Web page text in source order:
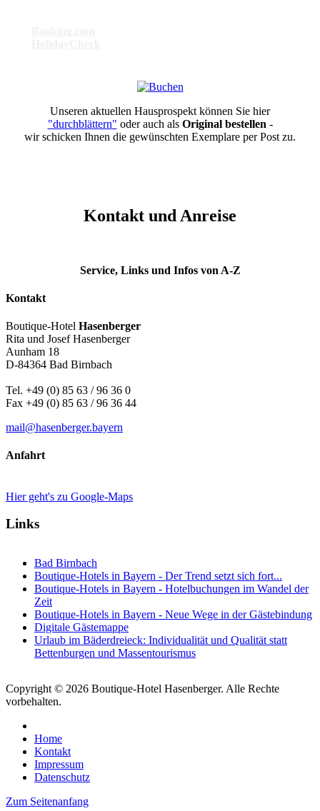
Unseren aktuellen Hausprospekt können Sie hier
"durchblättern" oder auch als Original bestellen -
wir schicken Ihnen die gewünschten Exemplare per Post zu.
Kontakt und Anreise
Service, Links und Infos von A-Z
Kontakt
Boutique-Hotel Hasenberger
Rita und Josef Hasenberger
Aunham 18
D-84364 Bad Birnbach
Tel. +49 (0) 85 63 / 96 36 0
Fax +49 (0) 85 63 / 96 36 44
mail@hasenberger.bayern
Anfahrt
Hier geht's zu Google-Maps
Links
Bad Birnbach
Boutique-Hotels in Bayern - Der Trend setzt sich fort...
Boutique-Hotels in Bayern - Hotelbuchungen im Wandel der
Zeit
Boutique-Hotels in Bayern - Neue Wege in der Gästebindung
Digitale Gästemappe
Urlaub im Bäderdreieck: Individualität und Qualität statt
Bettenburgen und Massentourismus
Copyright © 2026 Boutique-Hotel Hasenberger. Alle Rechte
vorbehalten.
Home
Kontakt
Impressum
Datenschutz
Zum Seitenanfang